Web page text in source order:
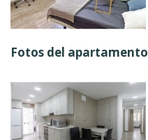
Fotos del apartamento